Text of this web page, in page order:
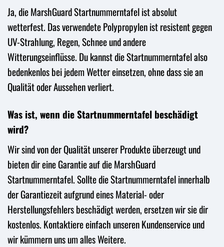
Ja, die MarshGuard Startnummerntafel ist absolut
wetterfest. Das verwendete Polypropylen ist resistent gegen
UV-Strahlung, Regen, Schnee und andere
Witterungseinflüsse. Du kannst die Startnummerntafel also
bedenkenlos bei jedem Wetter einsetzen, ohne dass sie an
Qualität oder Aussehen verliert.
Was ist, wenn die Startnummerntafel beschädigt
wird?
Wir sind von der Qualität unserer Produkte überzeugt und
bieten dir eine Garantie auf die MarshGuard
Startnummerntafel. Sollte die Startnummerntafel innerhalb
der Garantiezeit aufgrund eines Material- oder
Herstellungsfehlers beschädigt werden, ersetzen wir sie dir
kostenlos. Kontaktiere einfach unseren Kundenservice und
wir kümmern uns um alles Weitere.